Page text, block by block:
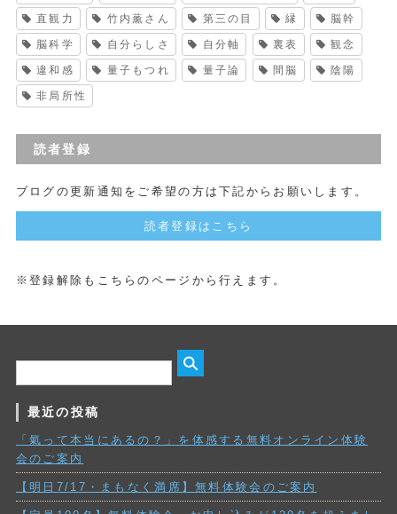
直観力 竹内薫さん 第三の目 縁 脳幹
脳科学 自分らしさ 自分軸 裏表 観念
違和感 量子もつれ 量子論 間脳 陰陽
非局所性
読者登録
ブログの更新通知をご希望の方は下記からお願いします。
読者登録はこちら
※登録解除もこちらのページから行えます。
最近の投稿
「氣って本当にあるの？」を体感する無料オンライン体験
会のご案内
【明日7/17・まもなく満席】無料体験会のご案内